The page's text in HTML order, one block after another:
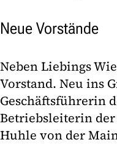
Neue Vorstände
Neben Liebings
Vorstand. Neu ins
Geschäftsführerin
Betriebsleiterin
Huhle von der